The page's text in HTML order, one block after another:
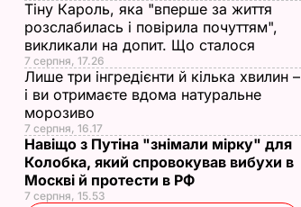
Тіну Кароль, яка "вперше за життя
розслабилась і повірила почуттям",
викликали на допит. Що сталося
7 серпня, 17.26
Лише три інгредієнти й кілька хвилин –
і ви отримаєте вдома натуральне
морозиво
7 серпня, 16.17
Навіщо з Путіна "знімали мірку" для
Колобка, який спровокував вибухи в
Москві й протести в РФ
7 серпня, 15.53